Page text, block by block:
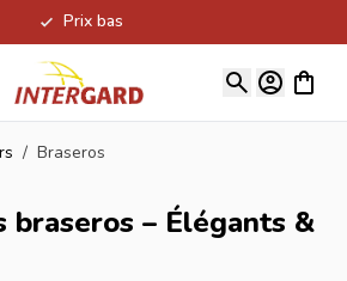
Prix bas
Voir
/ Braseros
braseros – Élégants &